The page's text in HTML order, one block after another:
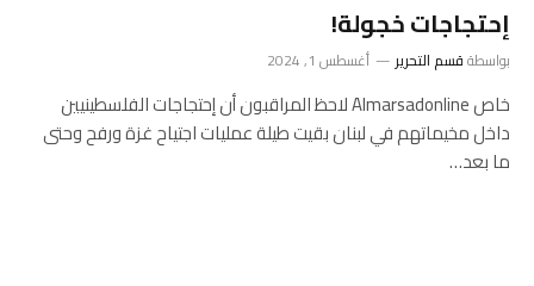
إحتجاجات خجولة!
بواسطةقسم التحرير أغسطس 1, 2024
خاص Almarsadonline لاحظ المراقبون أن إحتجاجات الفلسطينيين
داخل مخيماتهم في لبنان بقيت طيلة عمليات اجتياح غزة ورفح وحتى
ما بعد…